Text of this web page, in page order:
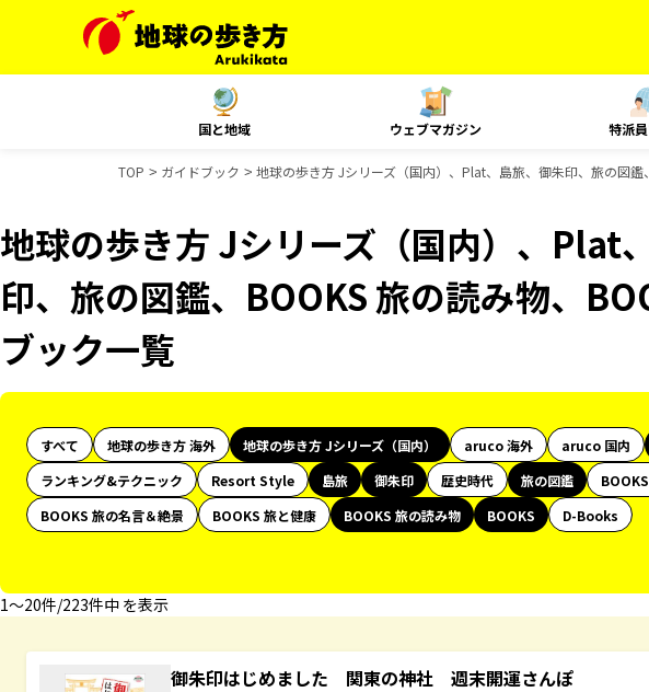
国と地域 ウェブマガジン 特派
TOP ガイドブック 地球の歩き方 Jシリーズ（国内）、Plat、島旅、御朱印、旅の図
地球の歩き方 Jシリーズ（国内）、Plat
印、旅の図鑑、BOOKS 旅の読み物、
ブック一覧
すべて 地球の歩き方 海外 地球の歩き方 Jシリーズ（国内） aruco 海外 aruco 国内
ランキング&テクニック
Resort Style 島旅 御朱印 歴史時代 旅の図鑑
BOOKS 旅の名言＆絶景
BOOKS 旅と健康 BOOKS 旅の読み物 BOOKS
D-Books
1〜20件/223件中 を表示
御朱印はじめました 関東の神社 週末開運さんぽ